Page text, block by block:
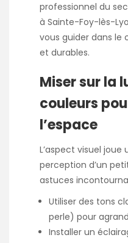
professionnel du
à Sainte-Foy-lès-
vous guider dans le
et durables.
Miser sur la
couleurs
l’espace
L’aspect visuel joue
perception d’un
astuces
Utiliser des tons
perle) pour
Installer un